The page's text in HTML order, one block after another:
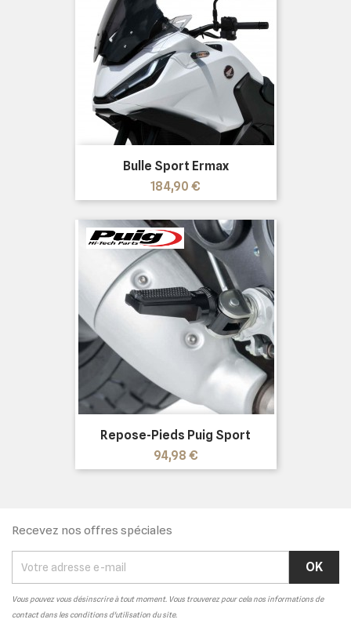
Bulle Sport Ermax
Prix
184,90 €
Repose-Pieds Puig Sport
Prix
94,98 €
Recevez nos offres spéciales
Vous pouvez vous désinscrire à tout moment. Vous trouverez pour cela nos informations de
contact dans les conditions d'utilisation du site.